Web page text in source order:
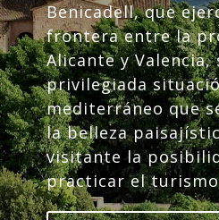
Benicadell, que
frontera entre la
Alicante y Valencia,
privilegiada
mediterráneo que
la belleza
visitante la
practicar el